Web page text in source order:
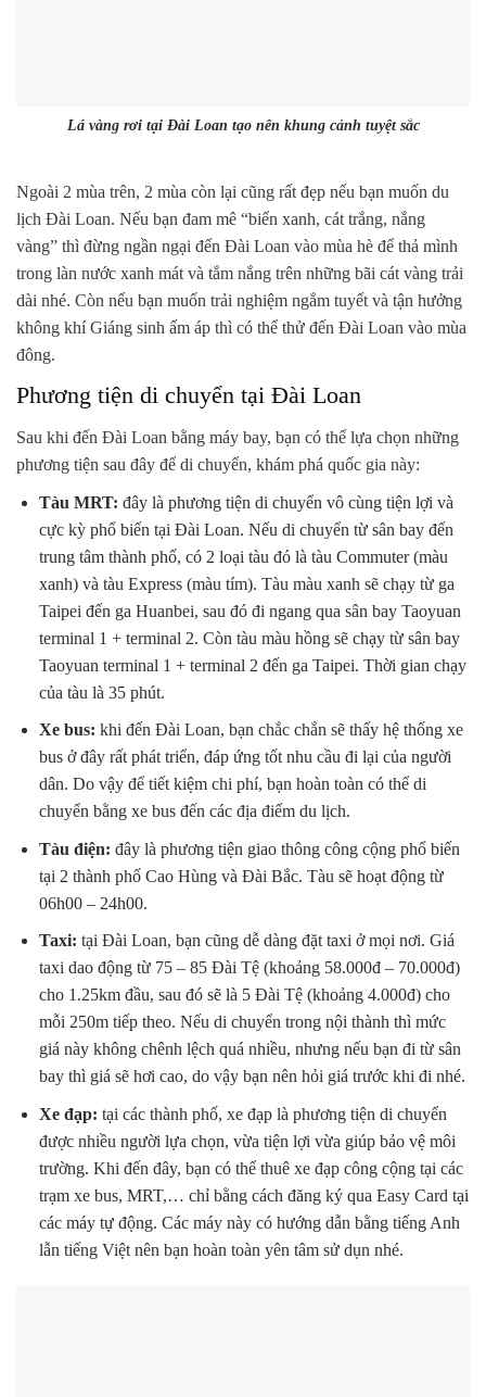
Lá vàng rơi tại Đài Loan tạo nên khung cảnh tuyệt sắc
Ngoài 2 mùa trên, 2 mùa còn lại cũng rất đẹp nếu bạn muốn du
lịch Đài Loan. Nếu bạn đam mê “biển xanh, cát trắng, nắng
vàng” thì đừng ngần ngại đến Đài Loan vào mùa hè để thả mình
trong làn nước xanh mát và tắm nắng trên những bãi cát vàng trải
dài nhé. Còn nếu bạn muốn trải nghiệm ngắm tuyết và tận hưởng
không khí Giáng sinh ấm áp thì có thể thử đến Đài Loan vào mùa
đông.
Phương tiện di chuyển tại Đài Loan
Sau khi đến Đài Loan bằng máy bay, bạn có thể lựa chọn những
phương tiện sau đây để di chuyển, khám phá quốc gia này:
Tàu MRT: đây là phương tiện di chuyển vô cùng tiện lợi và
cực kỳ phổ biến tại Đài Loan. Nếu di chuyển từ sân bay đến
trung tâm thành phố, có 2 loại tàu đó là tàu Commuter (màu
xanh) và tàu Express (màu tím). Tàu màu xanh sẽ chạy từ ga
Taipei đến ga Huanbei, sau đó đi ngang qua sân bay Taoyuan
terminal 1 + terminal 2. Còn tàu màu hồng sẽ chạy từ sân bay
Taoyuan terminal 1 + terminal 2 đến ga Taipei. Thời gian chạy
của tàu là 35 phút.
Xe bus: khi đến Đài Loan, bạn chắc chắn sẽ thấy hệ thống xe
bus ở đây rất phát triển, đáp ứng tốt nhu cầu đi lại của người
dân. Do vậy để tiết kiệm chi phí, bạn hoàn toàn có thể di
chuyển bằng xe bus đến các địa điểm du lịch.
Tàu điện: đây là phương tiện giao thông công cộng phổ biến
tại 2 thành phố Cao Hùng và Đài Bắc. Tàu sẽ hoạt động từ
06h00 – 24h00.
Taxi: tại Đài Loan, bạn cũng dễ dàng đặt taxi ở mọi nơi. Giá
taxi dao động từ 75 – 85 Đài Tệ (khoảng 58.000đ – 70.000đ)
cho 1.25km đầu, sau đó sẽ là 5 Đài Tệ (khoảng 4.000đ) cho
mỗi 250m tiếp theo. Nếu di chuyển trong nội thành thì mức
giá này không chênh lệch quá nhiều, nhưng nếu bạn đi từ sân
bay thì giá sẽ hơi cao, do vậy bạn nên hỏi giá trước khi đi nhé.
Xe đạp: tại các thành phố, xe đạp là phương tiện di chuyển
được nhiều người lựa chọn, vừa tiện lợi vừa giúp bảo vệ môi
trường. Khi đến đây, bạn có thể thuê xe đạp công cộng tại các
trạm xe bus, MRT,… chỉ bằng cách đăng ký qua Easy Card tại
các máy tự động. Các máy này có hướng dẫn bằng tiếng Anh
lẫn tiếng Việt nên bạn hoàn toàn yên tâm sử dụn nhé.